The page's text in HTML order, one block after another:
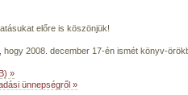
előre is köszönjük!
hogy 2008. december 17-én ismét könyv-
»
ünnepségről »